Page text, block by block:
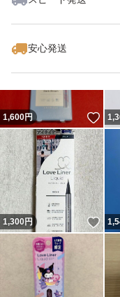
安心発送
1,600円 い
1,300円 い